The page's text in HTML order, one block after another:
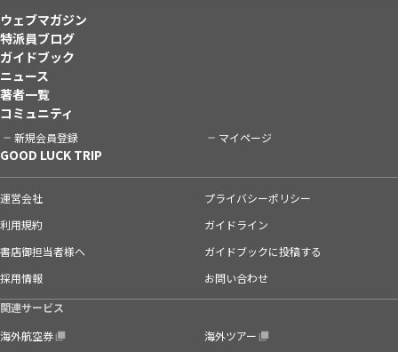
ウェブマガジン
特派員ブログ
ガイドブック
ニュース
著者一覧
コミュニティ
新規会員登録 マイページ
GOOD LUCK TRIP
運営会社
プライバシーポリシー
利用規約
ガイドライン
書店御担当者様へ
ガイドブックに投稿する
採用情報
お問い合わせ
関連サービス
海外航空券
海外ツアー